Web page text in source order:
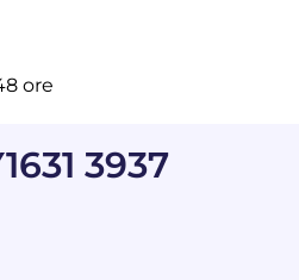
ore
3937